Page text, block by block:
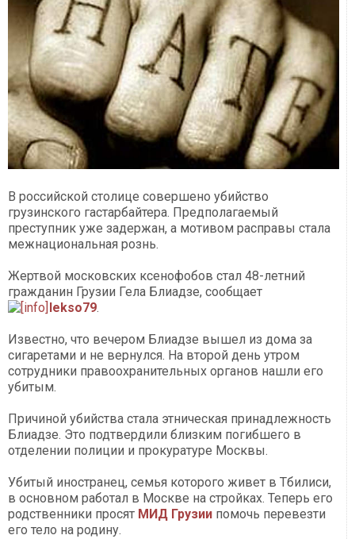
В российской столице совершено убийство
грузинского гастарбайтера. Предполагаемый
преступник уже задержан, а мотивом расправы стала
межнациональная рознь.
Жертвой московских ксенофобов стал 48-летний
гражданин Грузии Гела Блиадзе, сообщает
lekso79.
Известно, что вечером Блиадзе вышел из дома за
сигаретами и не вернулся. На второй день утром
сотрудники правоохранительных органов нашли его
убитым.
Причиной убийства стала этническая принадлежность
Блиадзе. Это подтвердили близким погибшего в
отделении полиции и прокуратуре Москвы.
Убитый иностранец, семья которого живет в Тбилиси,
в основном работал в Москве на стройках. Теперь его
родственники просят МИД Грузии помочь перевезти
его тело на родину.